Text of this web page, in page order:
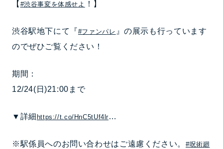
【 #渋谷事変を体感せよ ！】
渋谷駅地下にて『#ファンパレ 』の展示も行っています
のでぜひご覧ください！
期間：
12/24(日)21:00まで
▼詳細 https://t.co/HnC5tUf4lr…
※駅係員へのお問い合わせはご遠慮ください。 #呪術廻